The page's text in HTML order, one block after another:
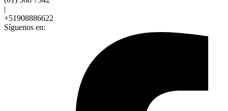
|
+51908886622
Síguenos en: